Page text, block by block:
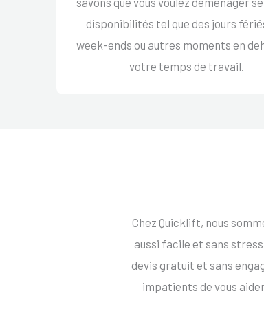
disponibilités tel que des jours
week-ends ou autres moments en
votre temps de travail.
Chez Quicklift, nous
aussi facile et sans
devis gratuit et sans
impatients de vous